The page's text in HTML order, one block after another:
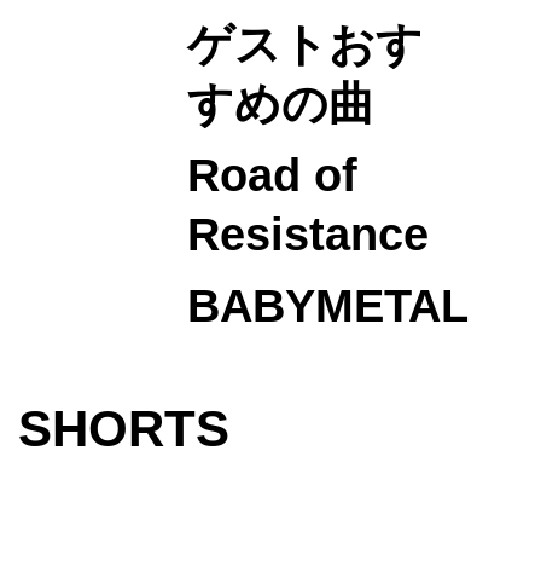
ゲストおす
すめの曲
Road of
Resistance
BABYMETAL
SHORTS